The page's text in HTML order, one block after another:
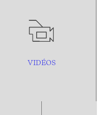
VIDÉOS